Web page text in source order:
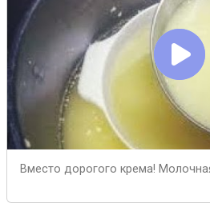
Вместо дорогого крема!